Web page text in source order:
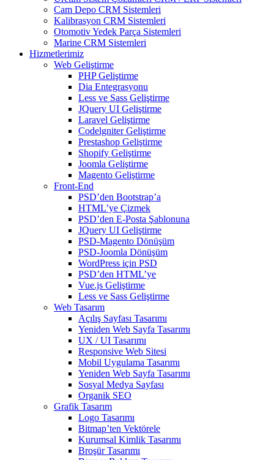
Cam Depo CRM Sistemleri
Kalibrasyon CRM Sistemleri
Otomotiv Yedek Parça Sistemleri
Marine CRM Sistemleri
Hizmetlerimiz
Web Geliştirme
PHP Geliştirme
Dia Entegrasyonu
Less ve Sass Geliştirme
JQuery UI Geliştirme
Laravel Geliştirme
Codelgniter Geliştirme
Prestashop Geliştirme
Shopify Geliştirme
Joomla Geliştirme
Magento Geliştirme
Front-End
PSD’den Bootstrap’a
HTML’ye Çizmek
PSD’den E-Posta Şablonuna
JQuery UI Geliştirme
PSD-Magento Dönüşüm
PSD-Joomla Dönüşüm
WordPress için PSD
PSD’den HTML’ye
Vue.js Geliştirme
Less ve Sass Geliştirme
Web Tasarım
Açılış Sayfası Tasarımı
Yeniden Web Sayfa Tasarımı
UX / UI Tasarımı
Responsive Web Sitesi
Mobil Uygulama Tasarımı
Yeniden Web Sayfa Tasarımı
Sosyal Medya Sayfası
Organik SEO
Grafik Tasarım
Logo Tasarımı
Bitmap’ten Vektörele
Kurumsal Kimlik Tasarımı
Broşür Tasarımı